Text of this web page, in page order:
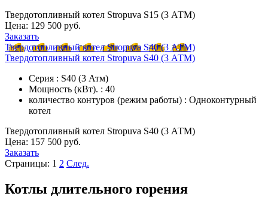
Твердотопливный котел Stropuva S15 (3 АТМ)
Цена: 129 500 руб.
Заказать
Твердотопливный котел Stropuva S40 (3 АТМ)
Твердотопливный котел Stropuva S40 (3 АТМ)
Серия : S40 (3 Атм)
Мощность (кВт). : 40
количество контуров (режим работы) : Одноконтурный
котел
Твердотопливный котел Stropuva S40 (3 АТМ)
Цена: 157 500 руб.
Заказать
Страницы: 1 2 След.
Котлы длительного горения